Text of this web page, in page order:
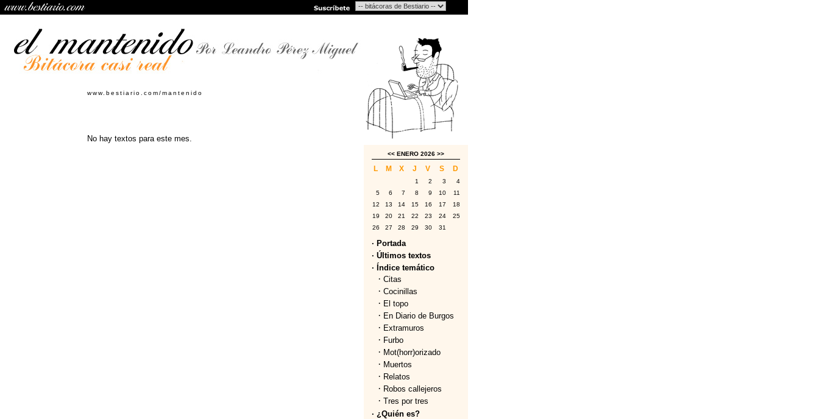
www.bestiario.com/mantenido
No hay textos para este mes.
<< ENERO 2026 >>
L M X J V S D
1 2 3
4
5
6 7 8 9 10
11
12
13 14 15 16 17
18
19
20 21 22 23 24
25
26
27 28 29 30 31
· Portada
· Últimos textos
· Índice temático
· Citas
· Cocinillas
· El topo
· En Diario de Burgos
· Extramuros
· Furbo
· Mot(horr)orizado
· Muertos
· Relatos
· Robos callejeros
· Tres por tres
· ¿Quién es?